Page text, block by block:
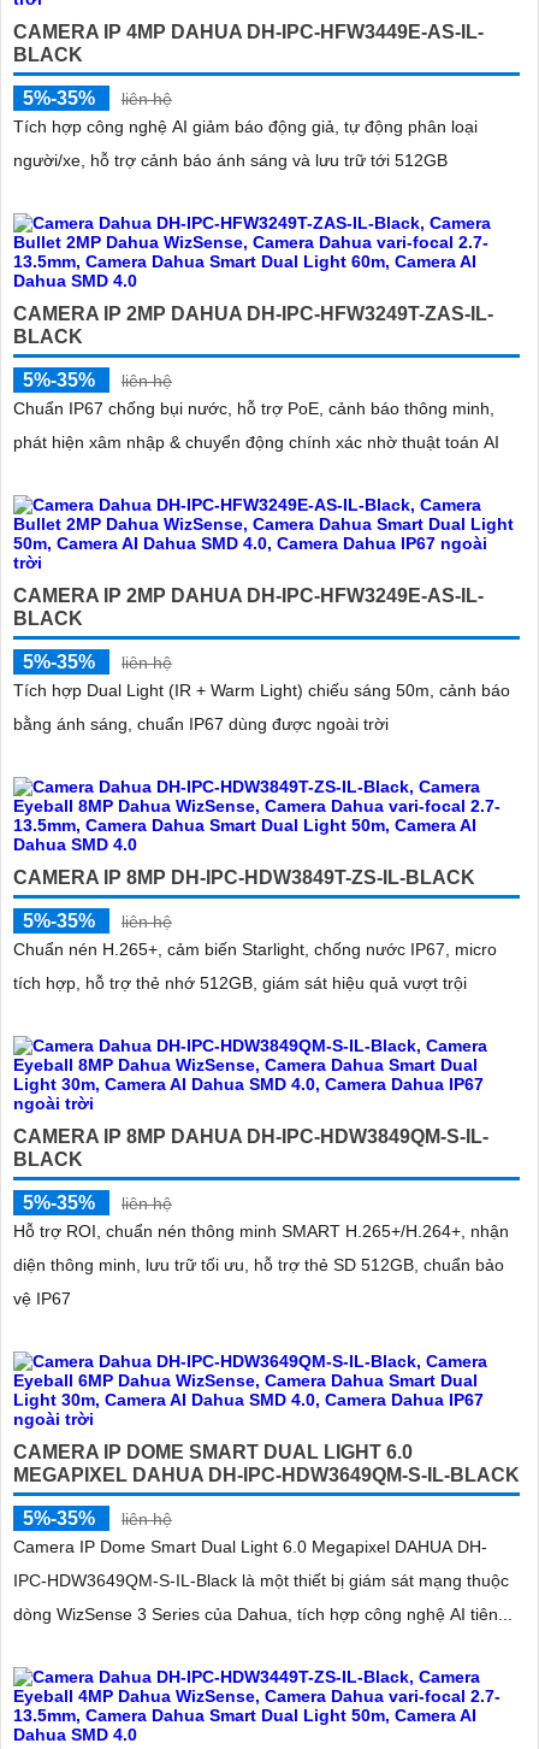
CAMERA IP 4MP DAHUA DH-IPC-HFW3449E-AS-IL-
BLACK
5%-35%
liên hệ
Tích hợp công nghệ AI giảm báo động giả, tự động phân loại
người/xe, hỗ trợ cảnh báo ánh sáng và lưu trữ tới 512GB
CAMERA IP 2MP DAHUA DH-IPC-HFW3249T-ZAS-IL-
BLACK
5%-35%
liên hệ
Chuẩn IP67 chống bụi nước, hỗ trợ PoE, cảnh báo thông minh,
phát hiện xâm nhập & chuyển động chính xác nhờ thuật toán AI
CAMERA IP 2MP DAHUA DH-IPC-HFW3249E-AS-IL-
BLACK
5%-35%
liên hệ
Tích hợp Dual Light (IR + Warm Light) chiếu sáng 50m, cảnh báo
bằng ánh sáng, chuẩn IP67 dùng được ngoài trời
CAMERA IP 8MP DH-IPC-HDW3849T-ZS-IL-BLACK
5%-35%
liên hệ
Chuẩn nén H.265+, cảm biến Starlight, chống nước IP67, micro
tích hợp, hỗ trợ thẻ nhớ 512GB, giám sát hiệu quả vượt trội
CAMERA IP 8MP DAHUA DH-IPC-HDW3849QM-S-IL-
BLACK
5%-35%
liên hệ
Hỗ trợ ROI, chuẩn nén thông minh SMART H.265+/H.264+, nhận
diện thông minh, lưu trữ tối ưu, hỗ trợ thẻ SD 512GB, chuẩn bảo
vệ IP67
CAMERA IP DOME SMART DUAL LIGHT 6.0
MEGAPIXEL DAHUA DH-IPC-HDW3649QM-S-IL-BLACK
5%-35%
liên hệ
Camera IP Dome Smart Dual Light 6.0 Megapixel DAHUA DH-
IPC-HDW3649QM-S-IL-Black là một thiết bị giám sát mạng thuộc
dòng WizSense 3 Series của Dahua, tích hợp công nghệ AI tiên...